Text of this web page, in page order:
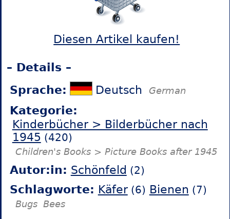
Diesen Artikel kaufen!
– Details –
Sprache:
Deutsch German
Kategorie:
Kinderbücher > Bilderbücher nach
1945 (420)
Children's Books > Picture Books after 1945
Autor:in: Schönfeld (2)
Schlagworte: Käfer(6) Bienen (7)
Bugs Bees